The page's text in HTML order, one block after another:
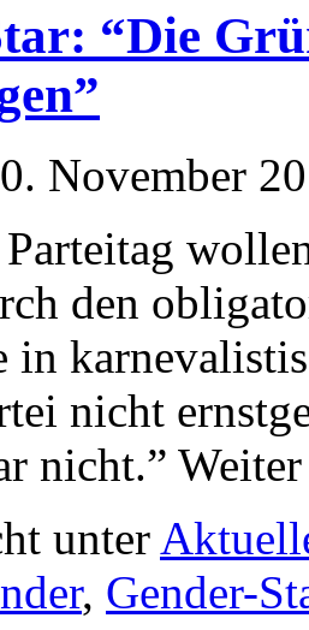
“Die
November
den
nicht
nicht.”
unter
, Gender-